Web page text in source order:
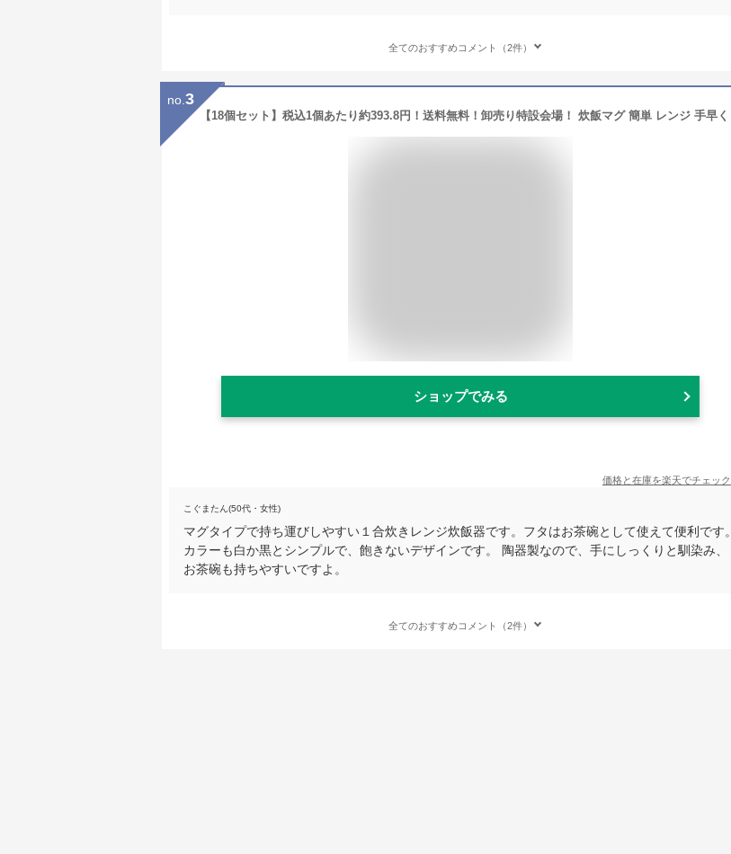
全てのおすすめコメント（2件）
no. 3
ショップでみる
価格と在庫を楽天でチェック
こぐまたん(50代・女性)
マグタイプで持ち運びしやすい１合炊きレンジ炊飯器です。フタはお茶碗として使えて便利です。
カラーも白か黒とシンプルで、飽きないデザインです。 陶器製なので、手にしっくりと馴染み、
お茶碗も持ちやすいですよ。
全てのおすすめコメント（2件）